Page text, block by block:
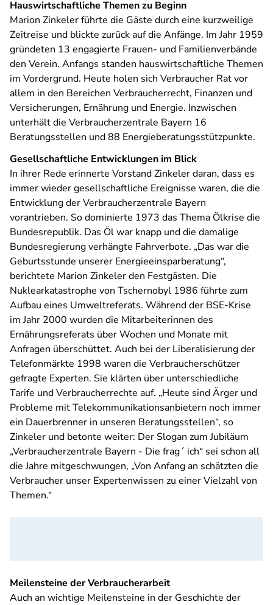
Hauswirtschaftliche Themen zu Beginn
Marion Zinkeler führte die Gäste durch eine kurzweilige
Zeitreise und blickte zurück auf die Anfänge. Im Jahr 1959
gründeten 13 engagierte Frauen- und Familienverbände
den Verein. Anfangs standen hauswirtschaftliche Themen
im Vordergrund. Heute holen sich Verbraucher Rat vor
allem in den Bereichen Verbraucherrecht, Finanzen und
Versicherungen, Ernährung und Energie. Inzwischen
unterhält die Verbraucherzentrale Bayern 16
Beratungsstellen und 88 Energieberatungsstützpunkte.
Gesellschaftliche Entwicklungen im Blick
In ihrer Rede erinnerte Vorstand Zinkeler daran, dass es
immer wieder gesellschaftliche Ereignisse waren, die die
Entwicklung der Verbraucherzentrale Bayern
vorantrieben. So dominierte 1973 das Thema Ölkrise die
Bundesrepublik. Das Öl war knapp und die damalige
Bundesregierung verhängte Fahrverbote. „Das war die
Geburtsstunde unserer Energieeinsparberatung“,
berichtete Marion Zinkeler den Festgästen. Die
Nuklearkatastrophe von Tschernobyl 1986 führte zum
Aufbau eines Umweltreferats. Während der BSE-Krise
im Jahr 2000 wurden die Mitarbeiterinnen des
Ernährungsreferats über Wochen und Monate mit
Anfragen überschüttet. Auch bei der Liberalisierung der
Telefonmärkte 1998 waren die Verbraucherschützer
gefragte Experten. Sie klärten über unterschiedliche
Tarife und Verbraucherrechte auf. „Heute sind Ärger und
Probleme mit Telekommunikationsanbietern noch immer
ein Dauerbrenner in unseren Beratungsstellen“, so
Zinkeler und betonte weiter: Der Slogan zum Jubiläum
„Verbraucherzentrale Bayern - Die frag´ ich“ sei schon all
die Jahre mitgeschwungen, „Von Anfang an schätzten die
Verbraucher unser Expertenwissen zu einer Vielzahl von
Themen.“
Meilensteine der Verbraucherarbeit
Auch an wichtige Meilensteine in der Geschichte der